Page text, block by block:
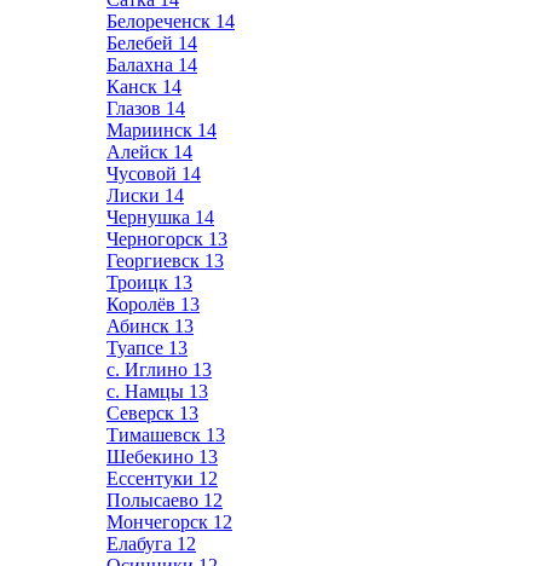
Белореченск 14
Белебей 14
Балахна 14
Канск 14
Глазов 14
Мариинск 14
Алейск 14
Чусовой 14
Лиски 14
Чернушка 14
Черногорск 13
Георгиевск 13
Троицк 13
Королёв 13
Абинск 13
Туапсе 13
с. Иглино 13
с. Намцы 13
Северск 13
Тимашевск 13
Шебекино 13
Ессентуки 12
Полысаево 12
Мончегорск 12
Елабуга 12